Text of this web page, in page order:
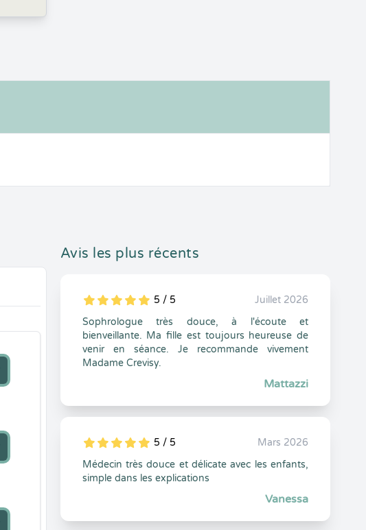
Avis les plus récents
5
1
5
0 5 / 5
Juillet 2026
Sophrologue très douce, à l'écoute et
bienveillante. Ma fille est toujours heureuse de
venir en séance. Je recommande vivement
Madame Crevisy.
Mattazzi
5
1
5
0 5 / 5
Mars 2026
Médecin très douce et délicate avec les enfants,
simple dans les explications
Vanessa